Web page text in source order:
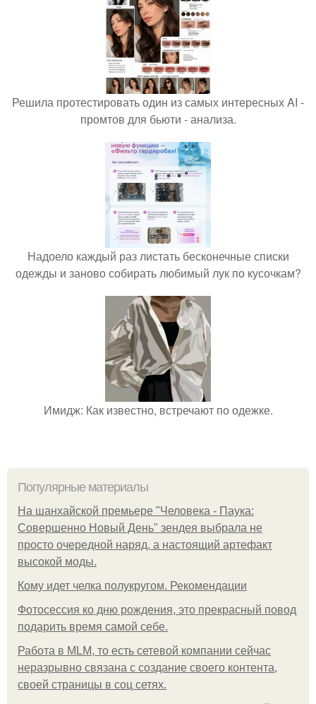
Решила протестировать один из самых интересных AI -
промтов для бьюти - анализа.
Надоело каждый раз листать бесконечные списки
одежды и заново собирать любимый лук по кусочкам?
Имидж: Как известно, встречают по одежке.
Популярные материалы
На шанхайской премьере "Человека - Паука:
Совершенно Новый День" зендея выбрала не
просто очередной наряд, а настоящий артефакт
высокой моды.
Кому идет челка полукругом. Рекомендации
Фотосессия ко дню рождения, это прекрасный повод
подарить время самой себе.
Работа в MLM, то есть сетевой компании сейчас
неразрывно связана с создание своего контента,
своей страницы в соц сетях.